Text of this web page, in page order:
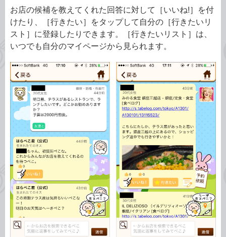
お店の候補を教えてくれた回答に対して［いいね!］を付
けたり、［行きたい］をタップして自分の［行きたいリ
スト］に登録したりできます。［行きたいリスト］は、
いつでも自分のマイページから見られます。